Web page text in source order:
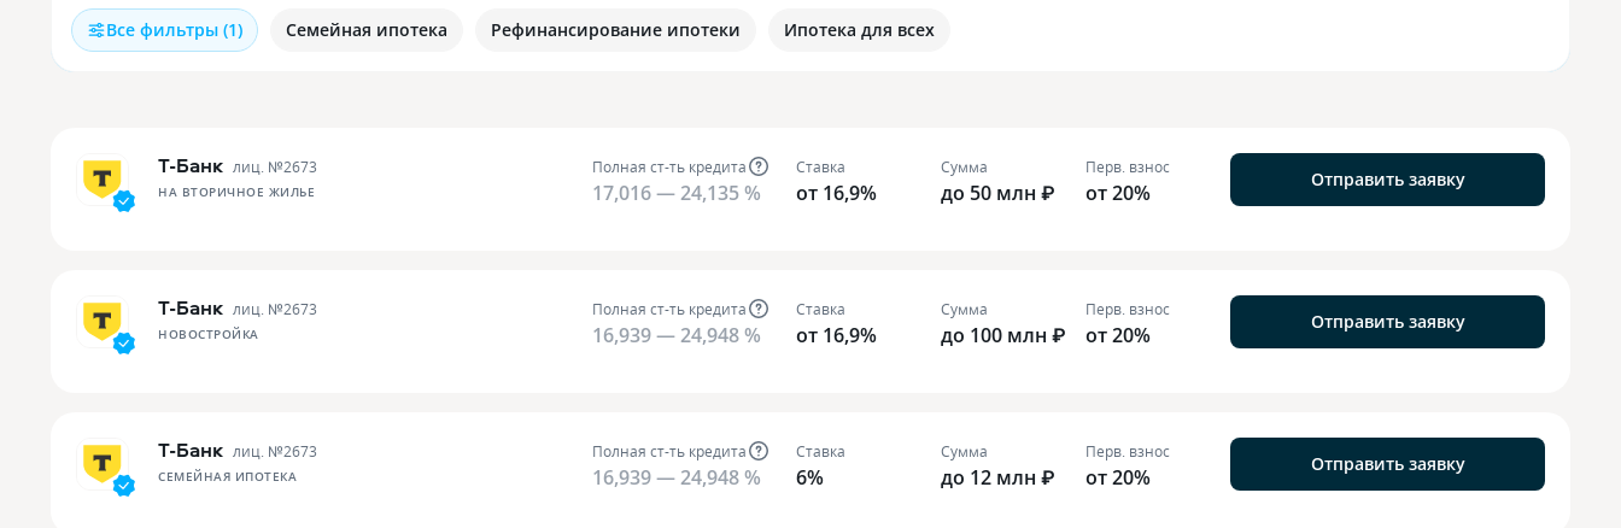
Все фильтры (1) Семейная ипотека Рефинансирование ипотеки Ипотека для всех
Т-Банк лиц. №2673
НА ВТОРИЧНОЕ ЖИЛЬЕ
Полная ст-ть кредита
17,016 — 24,135 %
Ставка
от 16,9%
Сумма
до 50 млн ₽
Перв. взнос
от 20%
Отправить заявку
Т-Банк лиц. №2673
НОВОСТРОЙКА
Полная ст-ть кредита
16,939 — 24,948 %
Ставка
от 16,9%
Сумма
до 100 млн ₽
Перв. взнос
от 20%
Отправить заявку
Т-Банк лиц. №2673
СЕМЕЙНАЯ ИПОТЕКА
Полная ст-ть кредита
16,939 — 24,948 %
Ставка
6%
Сумма
до 12 млн ₽
Перв. взнос
от 20%
Отправить заявку